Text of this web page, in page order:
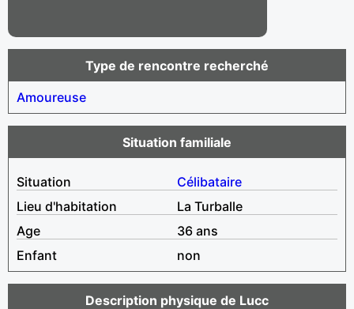
Type de rencontre recherché
Amoureuse
Situation familiale
Situation
Célibataire
Lieu d'habitation
La Turballe
Age
36 ans
Enfant
non
Description physique de Lucc